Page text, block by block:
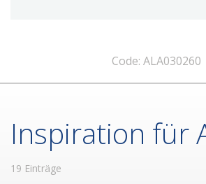
Code: ALA030260
Inspiration für
19 Einträge